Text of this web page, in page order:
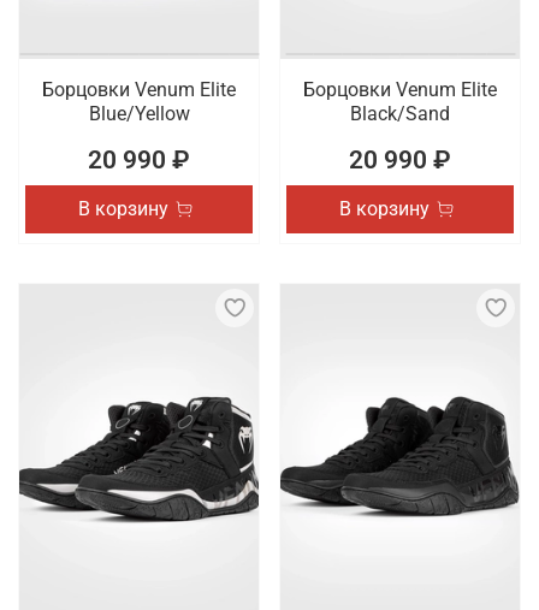
Борцовки Venum Elite
Blue/Yellow
20 990 ₽
В корзину
Борцовки Venum Elite
Black/Sand
20 990 ₽
В корзину